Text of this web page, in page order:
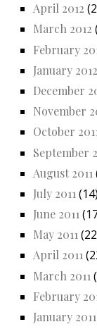
April 2012
March 2012
February
January 2012
December
November
October
September
August 2011
July 2011 (14)
June 2011
May 2011
April 2011
March 2011
February
January 2011